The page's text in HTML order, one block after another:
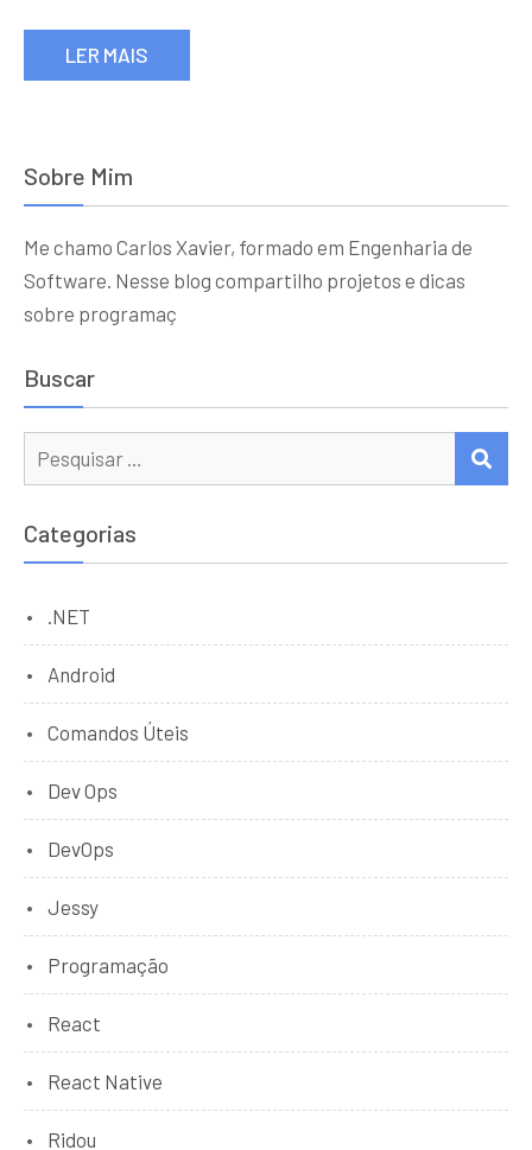
LER MAIS
Sobre Mim
Me chamo Carlos Xavier, formado em Engenharia de
Software. Nesse blog compartilho projetos e dicas
sobre programaç
Buscar
Procurar:
Categorias
.NET
Android
Comandos Úteis
Dev Ops
DevOps
Jessy
Programação
React
React Native
Ridou